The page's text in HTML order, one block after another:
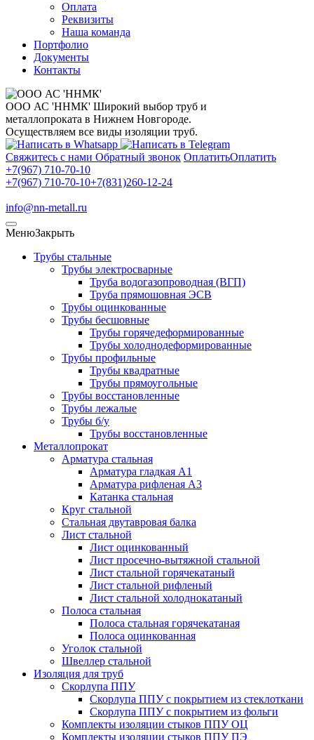
Оплата
Реквизиты
Наша команда
Портфолио
Документы
Контакты
ООО АС 'ННМК' Широкий выбор труб и
металлопроката в Нижнем Новгороде.
Осуществляем все виды изоляции труб.
Свяжитесь с нами Обратный звонок ОплатитьОплатить
+7(967) 710-70-10
+7(967) 710-70-10+7(831)260-12-24
info@nn-metall.ru
МенюЗакрыть
Трубы стальные
Трубы электросварные
Труба водогазопроводная (ВГП)
Труба прямошовная ЭСВ
Трубы оцинкованные
Трубы бесшовные
Трубы горячедеформированные
Трубы холоднодеформированные
Трубы профильные
Трубы квадратные
Трубы прямоугольные
Трубы восстановленные
Трубы лежалые
Трубы б/у
Трубы восстановленные
Металлопрокат
Арматура стальная
Арматура гладкая А1
Арматура рифленая А3
Катанка стальная
Круг стальной
Стальная двутавровая балка
Лист стальной
Лист оцинкованный
Лист просечно-вытяжной стальной
Лист стальной горячекатаный
Лист стальной рифленый
Лист стальной холоднокатаный
Полоса стальная
Полоса стальная горячекатаная
Полоса оцинкованная
Уголок стальной
Швеллер стальной
Изоляция для труб
Скорлупа ППУ
Скорлупа ППУ с покрытием из стеклоткани
Скорлупа ППУ с покрытием из фольги
Комплекты изоляции стыков ППУ ОЦ
Комплекты изоляции стыков ППУ ПЭ